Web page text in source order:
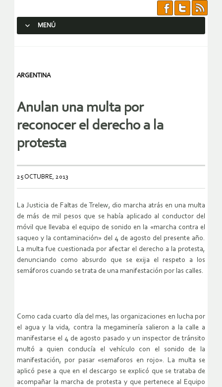
MENÚ
ARGENTINA
Anulan una multa por
reconocer el derecho a la
protesta
25 OCTUBRE, 2013
La Justicia de Faltas de Trelew, dio marcha atrás en una multa
de más de mil pesos que se había aplicado al conductor del
móvil que llevaba el equipo de sonido en la «marcha contra el
saqueo y la contaminación» del 4 de agosto del presente año.
La multa fue cuestionada por afectar el derecho a la protesta,
denunciando como absurdo que se exija el respeto a los
semáforos cuando se trata de una manifestación por las calles.
Como cada cuarto día del mes, las organizaciones en lucha por
el agua y la vida, contra la megaminería salieron a la calle a
manifestarse el 4 de agosto pasado y un inspector de tránsito
multó a quien conducía el vehículo con el sonido de la
manifestación, por pasar «semaforos en rojo». La multa se
aplicó pese a que en el descargo se explicó que se trataba de
acompañar la marcha de protesta y que pertenece al Equipo